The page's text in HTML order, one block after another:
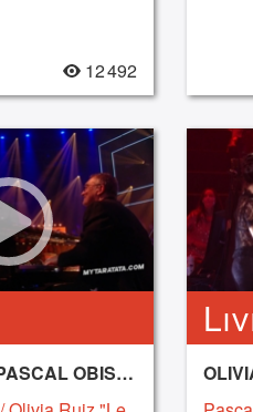
12 492
OLIVIA RUIZ, PASCAL OBISPO